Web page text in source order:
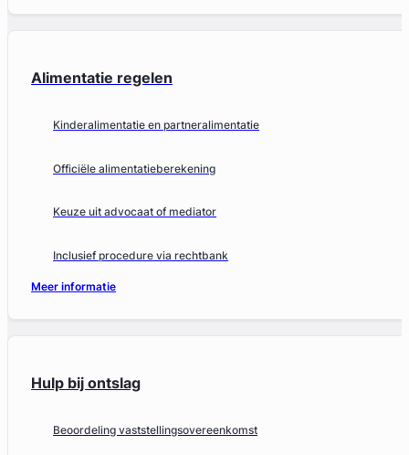
Alimentatie regelen
Kinderalimentatie en partneralimentatie
Officiële alimentatieberekening
Keuze uit advocaat of mediator
Inclusief procedure via rechtbank
Meer informatie
Hulp bij ontslag
Beoordeling vaststellingsovereenkomst